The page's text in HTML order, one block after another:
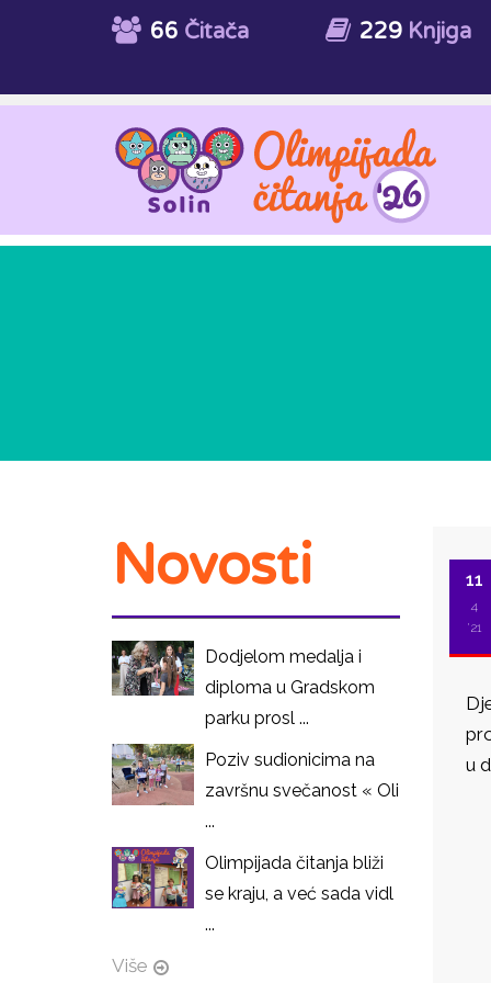
66 Čitača 229Knjiga
11
4
'21
u
Novosti
Dodjelom medalja i
diploma u Gradskom
parku prosl ...
Poziv sudionicima na
završnu svečanost « Oli
...
Olimpijada čitanja bliži
se kraju, a već sada vidl
...
Više